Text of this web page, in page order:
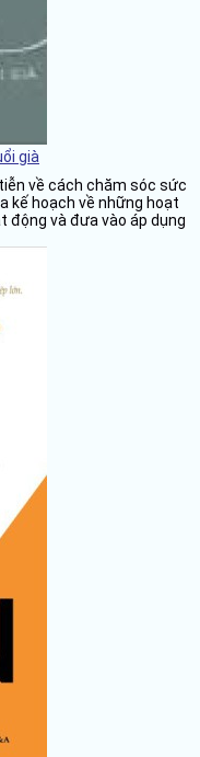
già
về cách chăm sóc sức
kế hoạch về những hoạt
động và đưa vào áp dụng